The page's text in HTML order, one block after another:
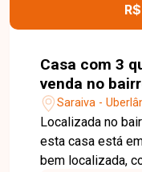
Casa com 3
venda no
Uberlândia-
Saraiva -
Localizada no
esta casa está
bem localizada,